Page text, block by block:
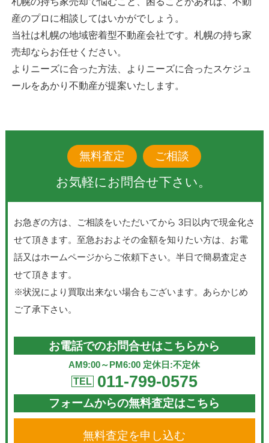
産のプロに相談してはいかがでしょう。
当社は札幌の地域密着型不動産会社です。札幌の持ち家
売却ならお任せください。
よりニーズに合った方法、よりニーズに合ったスケジュ
ールをあかり不動産が提案いたします。
無料査定 ご相談
お気軽にお問合せ下さい。
お急ぎの方は、ご相談をいただいてから 3日以内で現金化さ
せて頂きます。至急おおよその金額を知りたい方は、お電
話又はホームページからご依頼下さい。半日で簡易査定さ
せて頂きます。
※状況により買取出来ない場合もございます。あらかじめ
ご了承下さい。
お電話でのお問合せはこちらから
AM9:00～PM6:00 定休日:不定休
TEL 011-799-0575
フォームからの無料査定はこちら
無料査定を申し込む